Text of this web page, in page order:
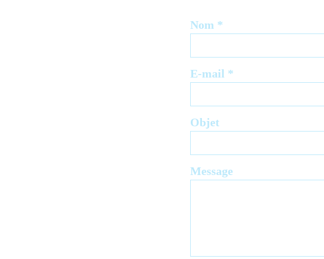
Nom
E-mail
Objet
Message